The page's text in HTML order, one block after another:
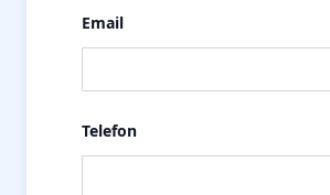
Email
Telefon